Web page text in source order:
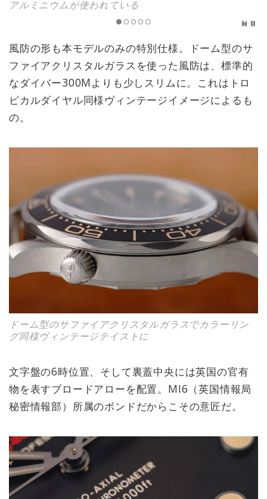
アルミニウムが使われている
風防の形も本モデルのみの特別仕様。ドーム型のサ
ファイアクリスタルガラスを使った風防は、標準的
なダイバー300Mよりも少しスリムに。これはトロ
ピカルダイヤル同様ヴィンテージイメージによるも
の。
ドーム型のサファイアクリスタルガラスでカラーリン
グ同様ヴィンテージテイストに
文字盤の6時位置、そして裏蓋中央には英国の官有
物を表すブロードアローを配置。MI6（英国情報局
秘密情報部）所属のボンドだからこその意匠だ。